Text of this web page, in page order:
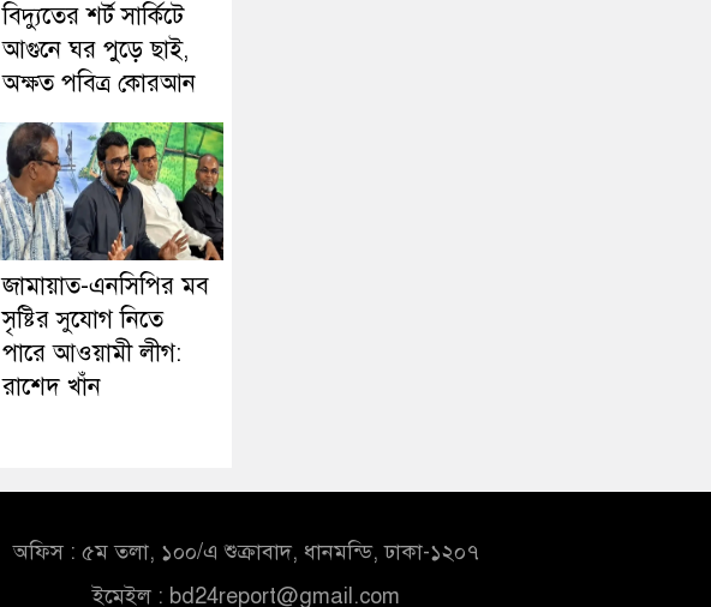
বিদ্যুতের শর্ট সার্কিটে
আগুনে ঘর পুড়ে ছাই,
অক্ষত পবিত্র কোরআন
জামায়াত-এনসিপির মব
সৃষ্টির সুযোগ নিতে
পারে আওয়ামী লীগ:
রাশেদ খাঁন
অফিস : ৫ম তলা, ১০০/এ শুক্রাবাদ, ধানমন্ডি, ঢাকা-১২০৭
ইমেইল : bd24report@gmail.com